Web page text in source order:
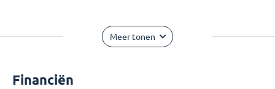
Meer tonen
Financiën